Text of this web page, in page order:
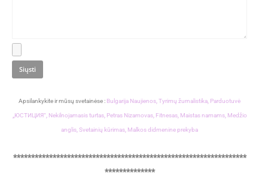
Apsilankykite ir mūsų svetainėse : Bulgarija Naujienos, Tyrimų žurnalistika, Parduotuvė
„ЮСТИЦИЯ“, Nekilnojamasis turtas, Petras Nizamovas, Fitnesas, Maistas namams, Medžio
anglis, Svetainių kūrimas, Malkos didmenine prekyba
*****************************************************************
**************